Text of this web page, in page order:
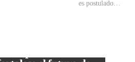
es postulado…